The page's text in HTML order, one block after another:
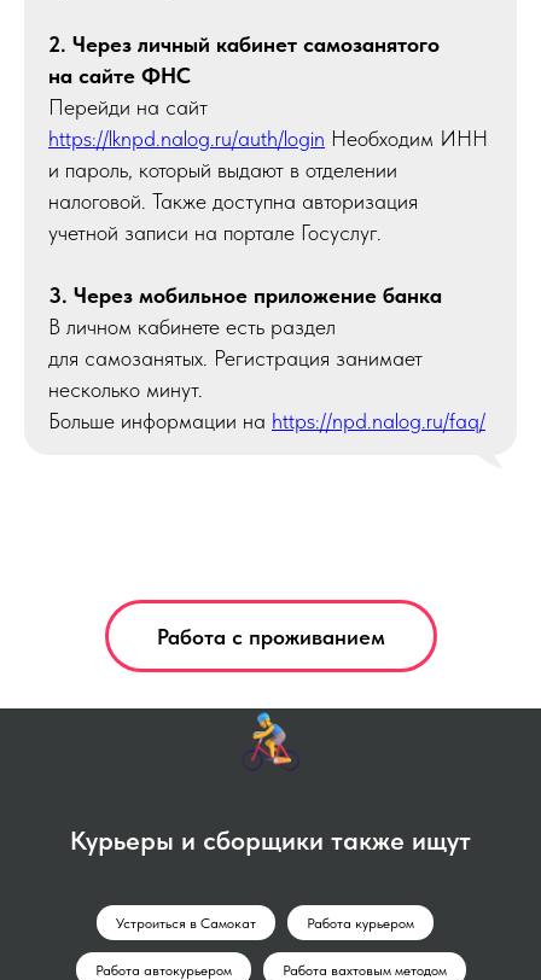
2. Через личный кабинет самозанятого
на сайте ФНС
Перейди на сайт
https://lknpd.nalog.ru/auth/login Необходим ИНН
и пароль, который выдают в отделении
налоговой. Также доступна авторизация
учетной записи на портале Госуслуг.
3. Через мобильное приложение банка
В личном кабинете есть раздел
для самозанятых. Регистрация занимает
несколько минут.
Больше информации на https://npd.nalog.ru/faq/
Работа с проживанием
Курьеры и сборщики также ищут
Устроиться в Самокат Работа курьером
Работа автокурьером Работа вахтовым методом